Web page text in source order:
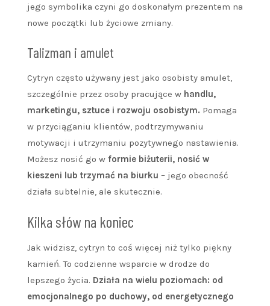
jego symbolika czyni go doskonałym prezentem na
nowe początki lub życiowe zmiany.
Talizman i amulet
Cytryn często używany jest jako osobisty amulet,
szczególnie przez osoby pracujące w handlu,
marketingu, sztuce i rozwoju osobistym. Pomaga
w przyciąganiu klientów, podtrzymywaniu
motywacji i utrzymaniu pozytywnego nastawienia.
Możesz nosić go w formie biżuterii, nosić w
kieszeni lub trzymać na biurku – jego obecność
działa subtelnie, ale skutecznie.
Kilka słów na koniec
Jak widzisz, cytryn to coś więcej niż tylko piękny
kamień. To codzienne wsparcie w drodze do
lepszego życia. Działa na wielu poziomach: od
emocjonalnego po duchowy, od energetycznego